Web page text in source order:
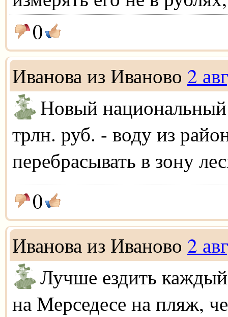
0
Иванова из Иваново 2
Новый национальный
трлн. руб. - воду из
перебрасывать в зону
0
Иванова из Иваново 2
Лучше ездить
на Мерседесе на пляж,